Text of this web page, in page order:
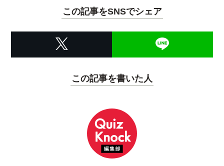
この記事をSNSでシェア
この記事を書いた人